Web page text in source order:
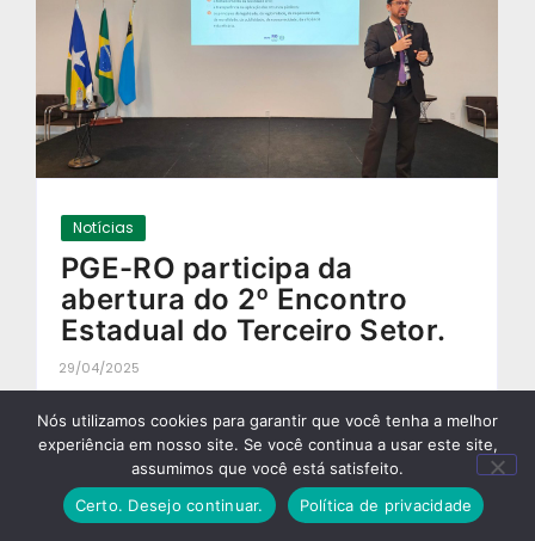
Notícias
PGE-RO participa da
abertura do 2º Encontro
Estadual do Terceiro Setor.
29/04/2025
Nós utilizamos cookies para garantir que você tenha a melhor
experiência em nosso site. Se você continua a usar este site,
assumimos que você está satisfeito.
Certo. Desejo continuar.
Política de privacidade